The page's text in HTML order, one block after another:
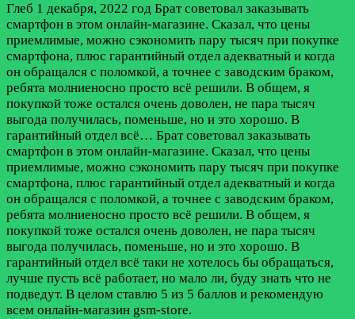
Глеб 1 декабря, 2022 год Брат советовал заказывать
смартфон в этом онлайн-магазине. Сказал, что цены
приемлимые, можно сэкономить пару тысяч при покупке
смартфона, плюс гарантийный отдел адекватный и когда
он обращался c поломкой, а точнее с заводским браком,
ребята молниеносно просто всё решили. В общем, я
покупкой тоже остался очень доволен, не пара тысяч
выгода получилась, поменьше, но и это хорошо. В
гарантийный отдел всё… Брат советовал заказывать
смартфон в этом онлайн-магазине. Сказал, что цены
приемлимые, можно сэкономить пару тысяч при покупке
смартфона, плюс гарантийный отдел адекватный и когда
он обращался c поломкой, а точнее с заводским браком,
ребята молниеносно просто всё решили. В общем, я
покупкой тоже остался очень доволен, не пара тысяч
выгода получилась, поменьше, но и это хорошо. В
гарантийный отдел всё таки не хотелось бы обращаться,
лучше пусть всё работает, но мало ли, буду знать что не
подведут. В целом ставлю 5 из 5 баллов и рекомендую
всем онлайн-магазин gsm-store.